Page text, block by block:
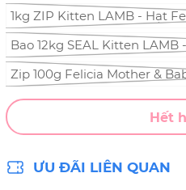
1kg ZIP Kitten LAMB - Hạt
Bao 12kg SEAL Kitten
Zip 100g Felicia Mother &
Hết
ƯU ĐÃI LIÊN QUAN